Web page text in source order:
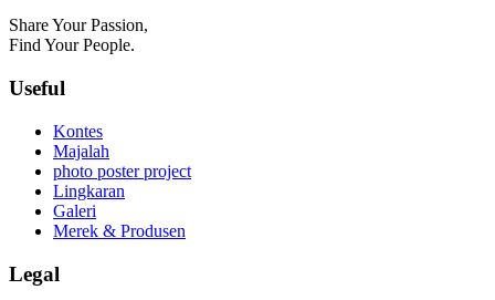
Share Your Passion,
Find Your People.
Useful
Kontes
Majalah
photo poster project
Lingkaran
Galeri
Merek & Produsen
Legal